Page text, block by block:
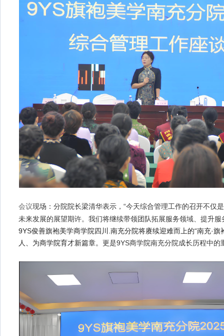
会议现场：分院院长梁清华表示，“今天综合管理工作的召开不仅
未来发展的展望期许。我们将继续带领团队拓展服务领域、提升
9YS俊善旗袍美学商学院四川.南充分院将赓续迎难而上的“南充·
人、为商学院育才新篇章。 更是9YS商学院南充分院成长历程中的